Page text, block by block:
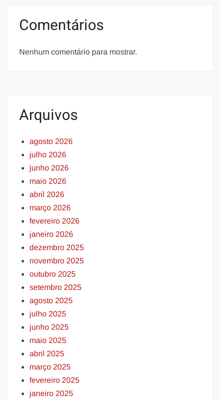
Comentários
Nenhum comentário para mostrar.
Arquivos
agosto 2026
julho 2026
junho 2026
maio 2026
abril 2026
março 2026
fevereiro 2026
janeiro 2026
dezembro 2025
novembro 2025
outubro 2025
setembro 2025
agosto 2025
julho 2025
junho 2025
maio 2025
abril 2025
março 2025
fevereiro 2025
janeiro 2025